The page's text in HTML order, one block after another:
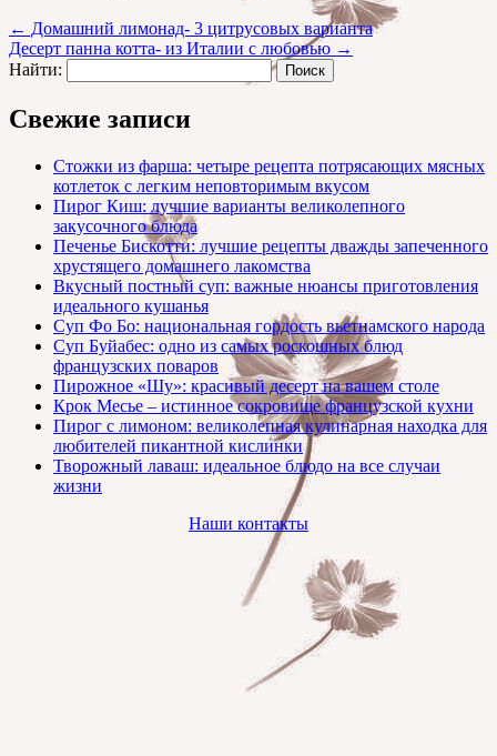
← Домашний лимонад- 3 цитрусовых варианта
Десерт панна котта- из Италии с любовью →
Найти:
Свежие записи
Стожки из фарша: четыре рецепта потрясающих мясных
котлеток с легким неповторимым вкусом
Пирог Киш: лучшие варианты великолепного
закусочного блюда
Печенье Бискотти: лучшие рецепты дважды запеченного
хрустящего домашнего лакомства
Вкусный постный суп: важные нюансы приготовления
идеального кушанья
Суп Фо Бо: национальная гордость вьетнамского народа
Суп Буйабес: одно из самых роскошных блюд
французских поваров
Пирожное «Шу»: красивый десерт на вашем столе
Крок Месье – истинное сокровище французской кухни
Пирог с лимоном: великолепная кулинарная находка для
любителей пикантной кислинки
Творожный лаваш: идеальное блюдо на все случаи
жизни
Наши контакты